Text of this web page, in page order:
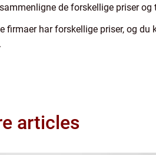
de forskellige priser
firmaer har forskellige priser, og
articles